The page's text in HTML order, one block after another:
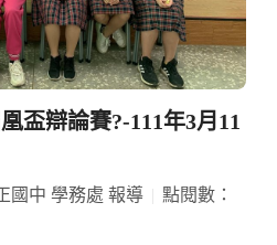
盃辯論賽?-111年3月11
國中 學務處 報導
點閱數：